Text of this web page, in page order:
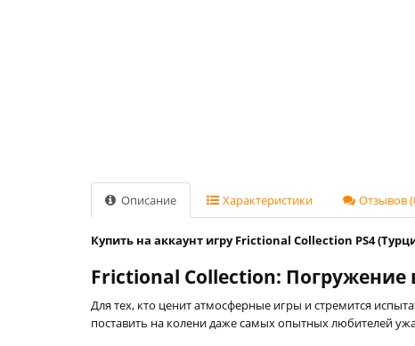
Описание Характеристики Отзывов
Купить на аккаунт игру Frictional Collection PS4
Frictional Collection:
Для тех, кто ценит атмосферные игры и стремится
поставить на колени даже самых опытных любителей